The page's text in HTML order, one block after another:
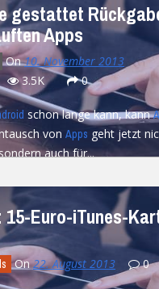
gestattet
Apps
On10. November 2013
3.5K 0
schon lange kann, kann
von Apps geht jetzt
auch für...
15-Euro-iTunes-
On22. August 2013 0